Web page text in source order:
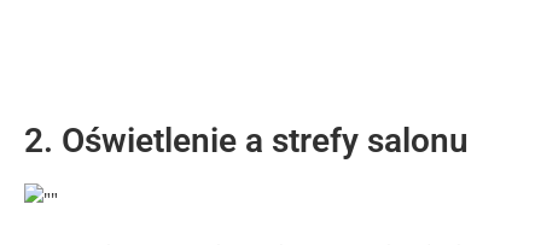
2. Oświetlenie a strefy salonu